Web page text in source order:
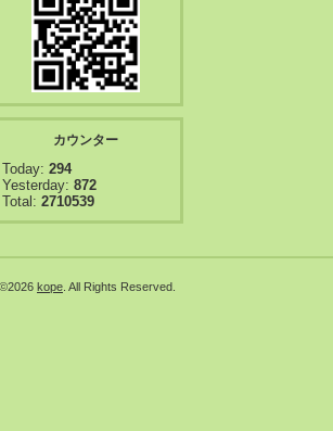
カウンター
Today: 294
Yesterday: 872
Total: 2710539
©2026 kope . All Rights Reserved.